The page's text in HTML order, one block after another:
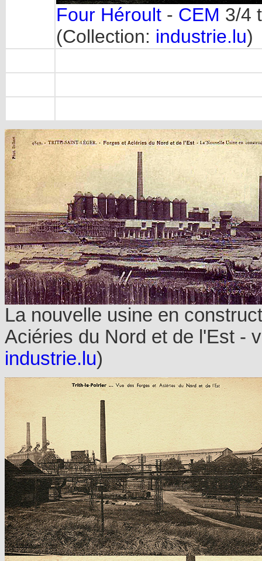
Four Héroult - CEM 3/4
(Collection: industrie.lu)
La nouvelle usine en
Aciéries du Nord et de l'Est -
industrie.lu)